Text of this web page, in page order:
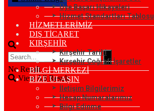
No Result
View All Result
Üye Başarı Hikayeleri
Hizmet Standartları Tablosu
HİZMETLERİMİZ
DIŞ TİCARET
KIRŞEHİR
Kırşehir Tarihi
Kırşehir Coğrafi İşaretler
BİLGİ MERKEZİ
BİZE ULAŞIN
İletişim Bilgilerimiz
Hesap Numaralarımız
Bilgi Edinme